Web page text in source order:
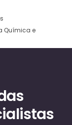
Química e